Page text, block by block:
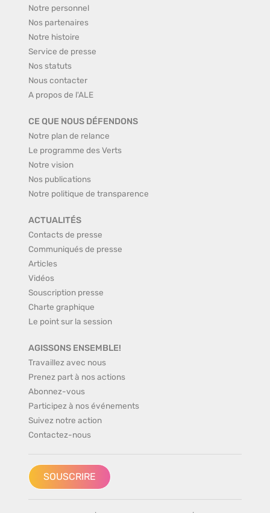
Notre personnel
Nos partenaires
Notre histoire
Service de presse
Nos statuts
Nous contacter
A propos de l'ALE
CE QUE NOUS DÉFENDONS
Notre plan de relance
Le programme des Verts
Notre vision
Nos publications
Notre politique de transparence
ACTUALITÉS
Contacts de presse
Communiqués de presse
Articles
Vidéos
Souscription presse
Charte graphique
Le point sur la session
AGISSONS ENSEMBLE!
Travaillez avec nous
Prenez part à nos actions
Abonnez-vous
Participez à nos événements
Suivez notre action
Contactez-nous
SOUSCRIRE